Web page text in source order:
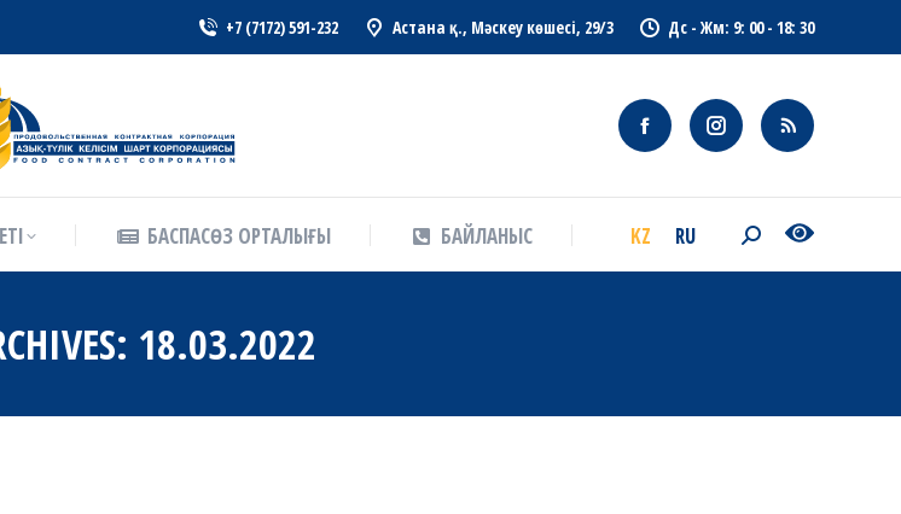
+7 (7172) 591-232 Астана қ., Мәскеу көшесі, 29/3 Дс - Жм: 9: 00 - 18: 30
БАСПАСӨЗ ОРТАЛЫҒЫ БАЙЛАНЫС KZ RU Search:
18.03.2022
БАСПАСӨЗ ОРТАЛЫҒЫ БАЙЛАНЫС KZ RU Search: